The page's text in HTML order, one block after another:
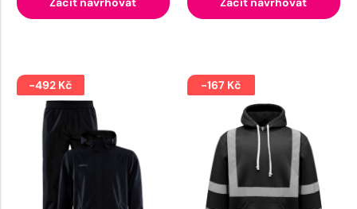
-492 Kč -167 Kč